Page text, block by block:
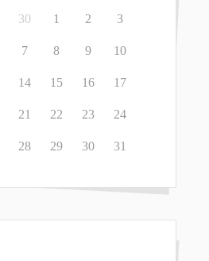
30 1 2 3
7 8 9 10
14 15 16 17
21 22 23 24
28 29 30 31